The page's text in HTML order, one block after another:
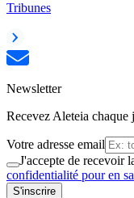
Tribunes
Newsletter
Recevez Aleteia
Votre adresse email
J'accepte de recevoir
confidentialité pour en
S'inscrire